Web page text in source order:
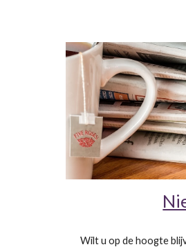
Wilt u op de hoogte